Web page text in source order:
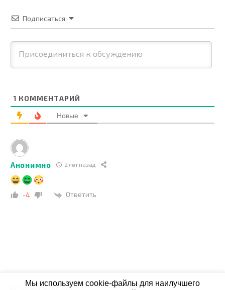
Подписаться
1 КОММЕНТАРИЙ
Новые
Анонимно 2 лет назад
-4 Ответить
Мы используем cookie-файлы для наилучшего